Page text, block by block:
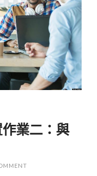
業二：與